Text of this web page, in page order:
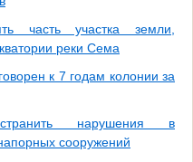
часть участка земли,
реки Сема
к 7 годам колонии за
нарушения в
сооружений